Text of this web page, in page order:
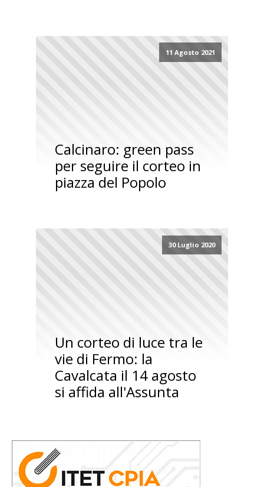
11 Agosto 2021
Calcinaro: green pass
per seguire il corteo in
piazza del Popolo
30 Luglio 2020
Un corteo di luce tra le
vie di Fermo: la
Cavalcata il 14 agosto
si affida all'Assunta